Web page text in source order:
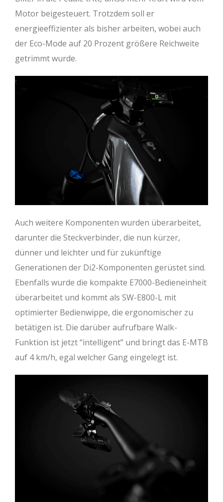
Motor beigesteuert. Trotzdem soll er
energieeffizienter als bisher arbeiten, wobei auch
der Eco-Mode auf 20 Prozent größere Reichweite
getrimmt wurde.
Auch weitere Komponenten wurden überarbeitet,
darunter die Steckverbinder, die nun kürzer,
dünner und leichter und für zukünftige
Generationen der Di2-Komponenten gerüstet sind.
Ebenfalls wurde die kompakte E7000-Bedieneinheit
überarbeitet und kommt als SW-E800-L mit
optimierter Bedienwippe, die ergonomischer zu
betätigen ist. Die darüber aufrufbare Walk-
Funktion ist jetzt “intelligent” und bringt das E-MTB
auf 4 km/h, egal welcher Gang eingelegt ist.